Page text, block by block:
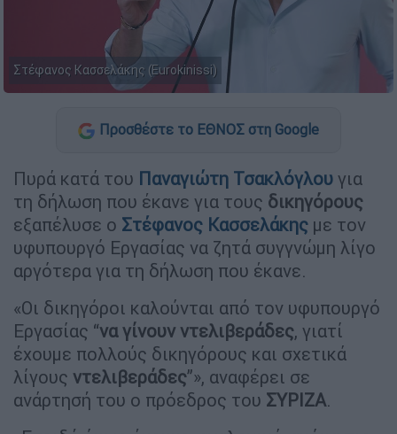
Στέφανος Κασσελάκης (Eurokinissi)
Προσθέστε το ΕΘΝΟΣ στη Google
Πυρά κατά του Παναγιώτη Τσακλόγλου για
τη δήλωση που έκανε για τους δικηγόρους
εξαπέλυσε ο Στέφανος Κασσελάκης με τον
υφυπουργό Εργασίας να ζητά συγγνώμη λίγο
αργότερα για τη δήλωση που έκανε.
«Οι δικηγόροι καλούνται από τον υφυπουργό
Εργασίας “να γίνουν ντελιβεράδες, γιατί
έχουμε πολλούς δικηγόρους και σχετικά
λίγους ντελιβεράδες”», αναφέρει σε
ανάρτησή του ο πρόεδρος του ΣΥΡΙΖΑ.